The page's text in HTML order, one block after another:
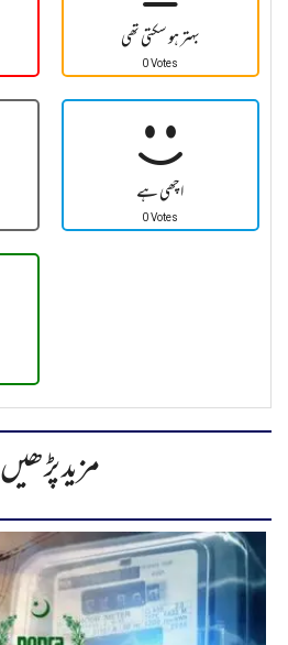
بہتر ہو سکتی تھی
0 Votes
اچھی ہے
0 Votes
مزید پڑھیں